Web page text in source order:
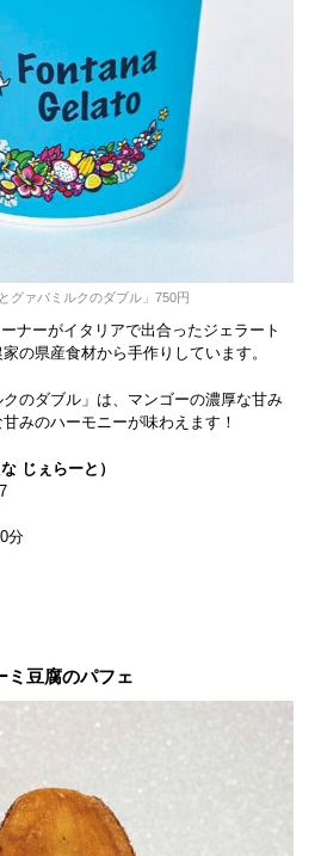
グァバミルクのダブル」750円
ナーがイタリアで出合ったジェラート
の県産食材から手作りしています。
クのダブル」は、マンゴーの濃厚な甘み
みのハーモニーが味わえます！
じぇらーと）
分
ミ豆腐のパフェ